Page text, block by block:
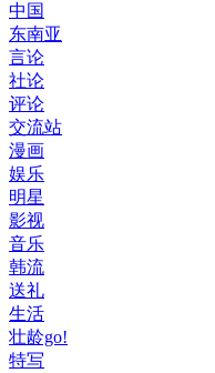
中国
东南亚
言论
社论
评论
交流站
漫画
娱乐
明星
影视
音乐
韩流
送礼
生活
壮龄go!
特写